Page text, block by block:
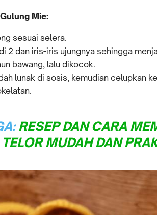
Mie:
sesuai selera.
2 dan iris-iris ujungnya sehingga
bawang, lalu dikocok.
lunak di sosis, kemudian celupkan
RESEP DAN CARA
TELOR MUDAH DAN